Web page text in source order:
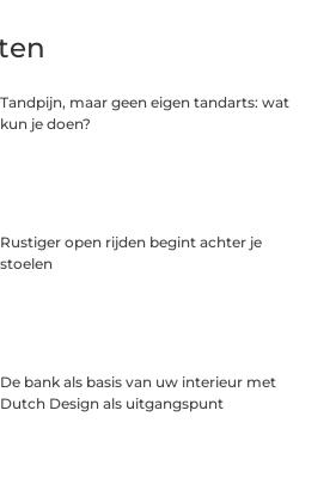
Tandpijn, maar geen eigen tandarts: wat
kun je doen?
Rustiger open rijden begint achter je
stoelen
De bank als basis van uw interieur met
Dutch Design als uitgangspunt